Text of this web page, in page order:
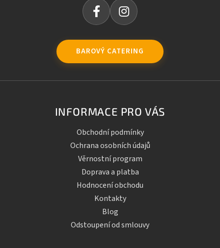
BAROVÝ CATERING
INFORMACE PRO VÁS
Obchodní podmínky
Ochrana osobních údajů
Věrnostní program
Doprava a platba
Hodnocení obchodu
Kontakty
Blog
Odstoupení od smlouvy